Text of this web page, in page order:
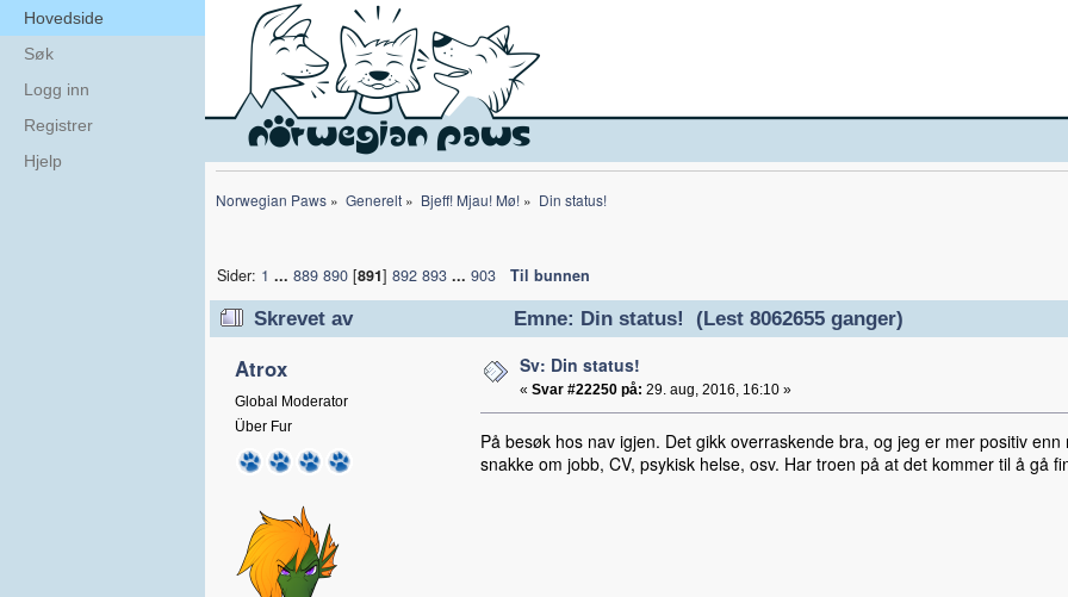
Hovedside
Søk
Logg inn
Registrer
Hjelp
Norwegian Paws » Generelt» Bjeff! Mjau! Mø!» Din status!
Sider: 1 ... 889 890[891] 892 893 ... 903 Til bunnen
Skrevet av Emne: Din status! (Lest 8062655 ganger)
Atrox
Global Moderator
Über Fur
Sv: Din status!
« Svar #22250 på: 29. aug, 2016, 16:10 »
På besøk hos nav igjen. Det gikk overraskende bra, og jeg er mer positiv
snakke om jobb, CV, psykisk helse, osv. Har troen på at det kommer til å gå